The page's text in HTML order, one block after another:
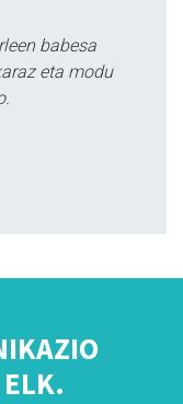
babesa
eta modu